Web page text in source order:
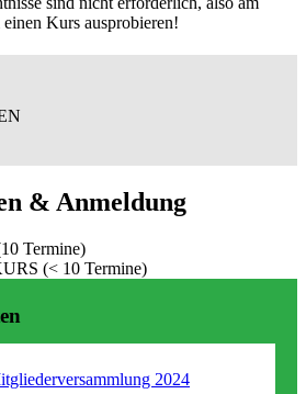
Kurs ausprobieren!
& Anmeldung
Termine)
(< 10 Termine)
2024